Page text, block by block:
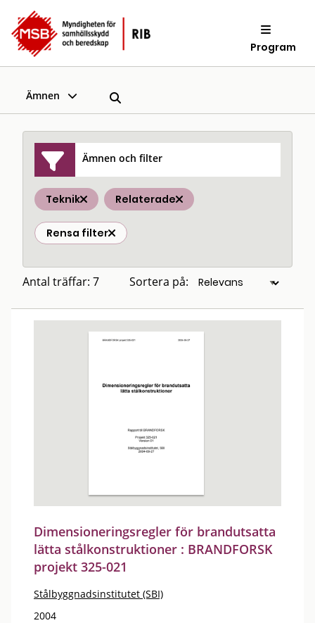
Program
Ämnen
Ämnen och filter
Teknik Relaterade
Rensa filter
Antal träffar: 7 Sortera på:
Dimensioneringsregler för brandutsatta
lätta stålkonstruktioner : BRANDFORSK
projekt 325-021
Stålbyggnadsinstitutet (SBI)
2004